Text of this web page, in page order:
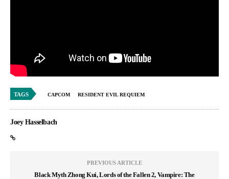
TAGS CAPCOM RESIDENT EVIL REQUIEM
Joey Hasselbach
PREVIOUS ARTICLE
Black Myth Zhong Kui, Lords of the Fallen 2, Vampire: The